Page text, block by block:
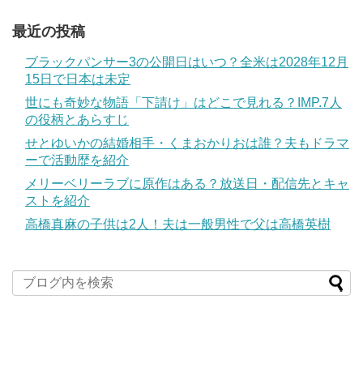
最近の投稿
ブラックパンサー3の公開日はいつ？全米は2028年12月
15日で日本は未定
世にも奇妙な物語「下請け」はどこで見れる？IMP.7人
の役柄とあらすじ
せとゆいかの結婚相手・くまおかりおは誰？夫もドラマ
ーで活動歴を紹介
メリーベリーラブに原作はある？放送日・配信先とキャ
ストを紹介
高橋真麻の子供は2人！夫は一般男性で父は高橋英樹